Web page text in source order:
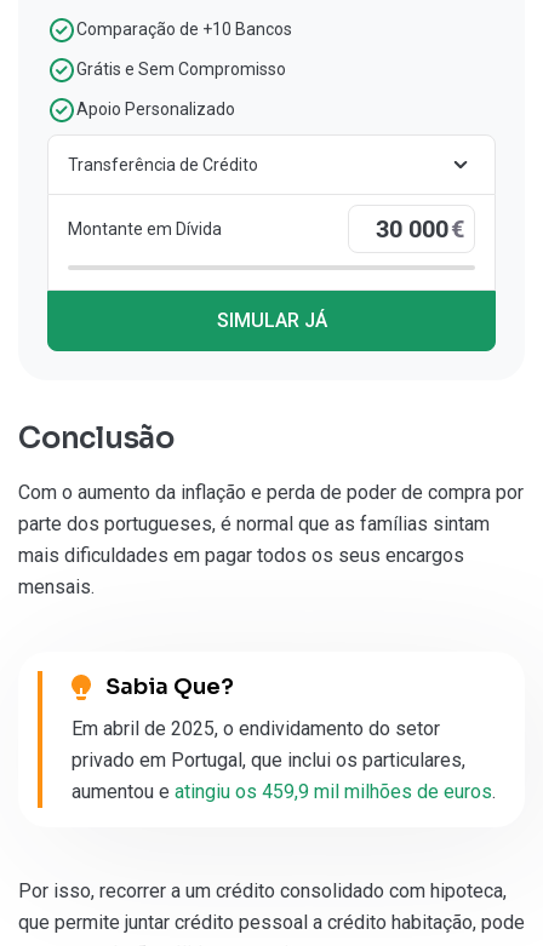
Comparação de +10 Bancos
Grátis e Sem Compromisso
Apoio Personalizado
Transferência de Crédito
Montante em Dívida €
SIMULAR JÁ
Conclusão
Com o aumento da inflação e perda de poder de compra por
parte dos portugueses, é normal que as famílias sintam
mais dificuldades em pagar todos os seus encargos
mensais.
Sabia Que?
Em abril de 2025, o endividamento do setor
privado em Portugal, que inclui os particulares,
aumentou e atingiu os 459,9 mil milhões de euros.
Por isso, recorrer a um crédito consolidado com hipoteca,
que permite juntar crédito pessoal a crédito habitação, pode